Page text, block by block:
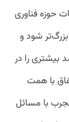
حوزه فناوری
شود و
بیشتری را در
با همت
با مسائل